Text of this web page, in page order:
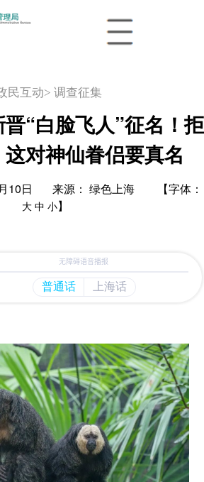
民互动> 调查征集
“白脸飞人”征名！拒
对神仙眷侣要真名
月10日 来源： 绿色上海 【字体：
大 中 小】